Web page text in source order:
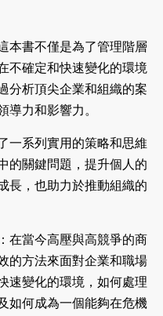
本書不僅是為了管理階層
不確定和快速變化的環境
分析頂尖企業和組織的案
力和影響力。
一系列實用的策略和思維
的關鍵問題，提升個人的
長，也助力於推動組織的
在當今高壓與高競爭的商
的方法來面對企業和職場
速變化的環境，如何處理
如何成為一個能夠在危機